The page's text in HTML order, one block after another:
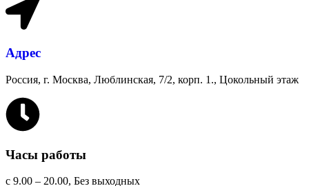
Адрес
Россия, г. Москва, Люблинская, 7/2, корп. 1., Цокольный этаж
Часы работы
с 9.00 – 20.00, Без выходных